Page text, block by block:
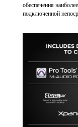
обеспечения
подключенной